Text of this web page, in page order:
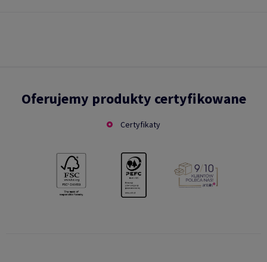
Oferujemy produkty certyfikowane
Certyfikaty